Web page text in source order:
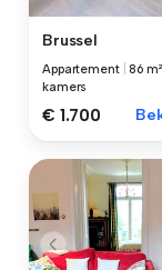
Brussel
Appartement |86 m²
kamers
€ 1.700